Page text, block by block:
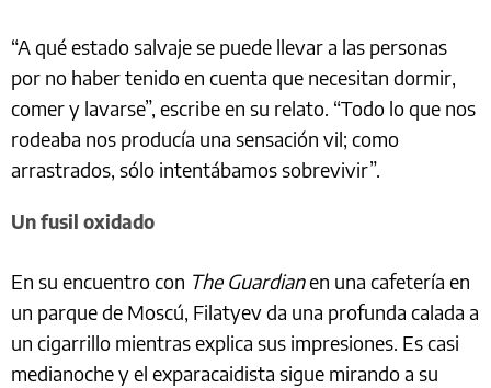
“A qué estado salvaje se puede llevar a las personas
por no haber tenido en cuenta que necesitan dormir,
comer y lavarse”, escribe en su relato. “Todo lo que nos
rodeaba nos producía una sensación vil; como
arrastrados, sólo intentábamos sobrevivir”.
Un fusil oxidado
En su encuentro con The Guardianen una cafetería en
un parque de Moscú, Filatyev da una profunda calada a
un cigarrillo mientras explica sus impresiones. Es casi
medianoche y el exparacaidista sigue mirando a su